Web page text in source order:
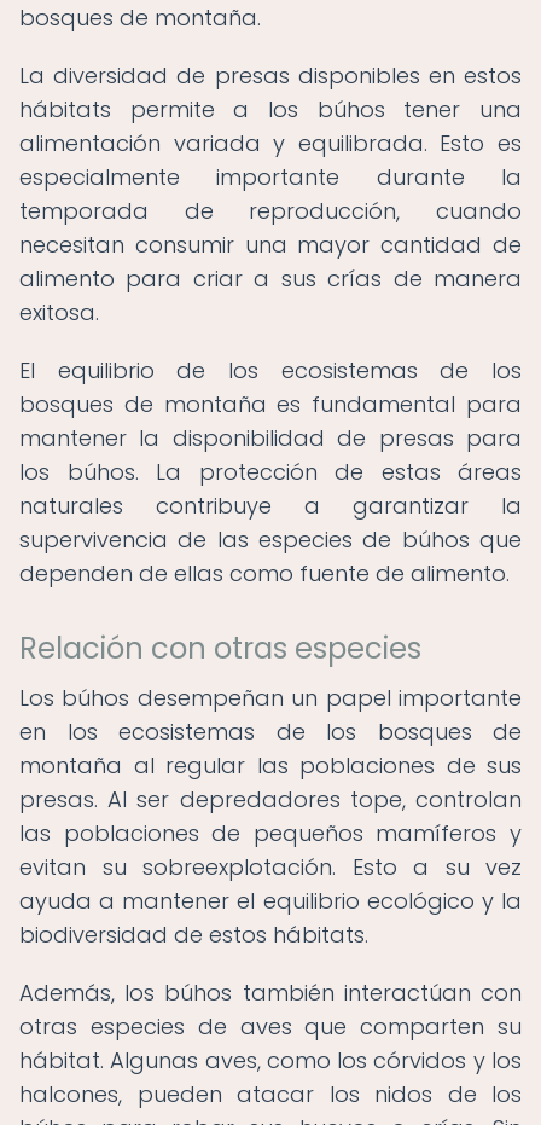
bosques de montaña.
La diversidad de presas disponibles en estos
hábitats permite a los búhos tener una
alimentación variada y equilibrada. Esto es
especialmente importante durante la
temporada de reproducción, cuando
necesitan consumir una mayor cantidad de
alimento para criar a sus crías de manera
exitosa.
El equilibrio de los ecosistemas de los
bosques de montaña es fundamental para
mantener la disponibilidad de presas para
los búhos. La protección de estas áreas
naturales contribuye a garantizar la
supervivencia de las especies de búhos que
dependen de ellas como fuente de alimento.
Relación con otras especies
Los búhos desempeñan un papel importante
en los ecosistemas de los bosques de
montaña al regular las poblaciones de sus
presas. Al ser depredadores tope, controlan
las poblaciones de pequeños mamíferos y
evitan su sobreexplotación. Esto a su vez
ayuda a mantener el equilibrio ecológico y la
biodiversidad de estos hábitats.
Además, los búhos también interactúan con
otras especies de aves que comparten su
hábitat. Algunas aves, como los córvidos y los
halcones, pueden atacar los nidos de los